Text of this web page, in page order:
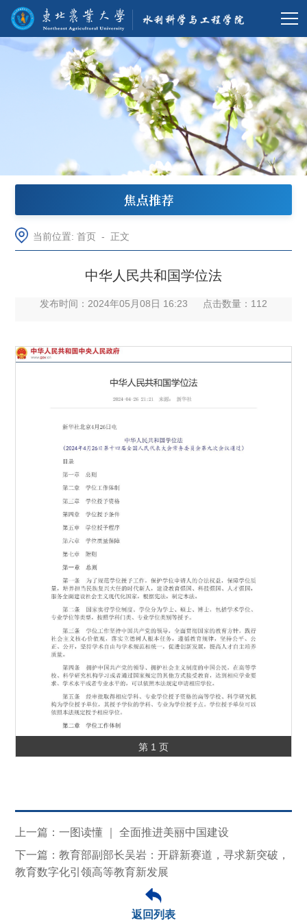
焦点推荐
当前位置:首页 - 正文
中华人民共和国学位法
发布时间：2024年05月08日 16:23 点击数量： 112
第 1 页
上一篇：一图读懂 ｜ 全面推进美丽中国建设
下一篇：教育部副部长吴岩：开辟新赛道，寻求新突破，
教育数字化引领高等教育新发展
返回列表